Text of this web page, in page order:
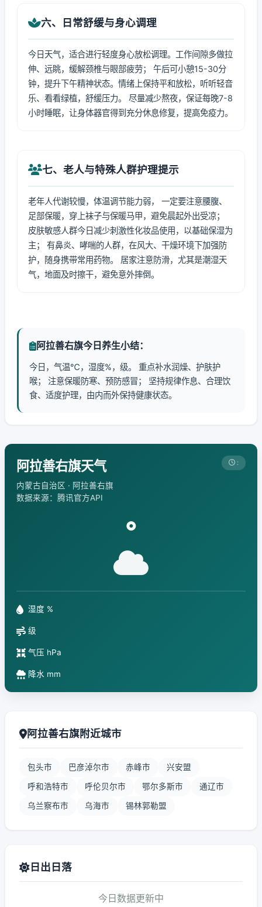
六、日常舒缓与身心调理
今日天气，适合进行轻度身心放松调理。工作间隙多做拉
伸、远眺，缓解颈椎与眼部疲劳； 午后可小憩15-30分
钟，提升下午精神状态。情绪上保持平和放松，听听轻音
乐、看看绿植，舒缓压力。 尽量减少熬夜，保证每晚7-8
小时睡眠，让身体器官得到充分休息修复，提高免疫力。
七、老人与特殊人群护理提示
老年人代谢较慢，体温调节能力弱， 一定要注意腰腹、
足部保暖，穿上袜子与保暖马甲，避免晨起外出受凉；
皮肤敏感人群今日减少刺激性化妆品使用，以基础保湿为
主； 有鼻炎、哮喘的人群，在风大、干燥环境下加强防
护，随身携带常用药物。 居家注意防滑，尤其是潮湿天
气，地面及时擦干，避免意外摔倒。
阿拉善右旗今日养生小结：
今日，气温℃，湿度%，级。 重点补水润燥、护肤护
喉； 注意保暖防寒、预防感冒； 坚持规律作息、合理饮
食、适度护理，由内而外保持健康状态。
阿拉善右旗天气
内蒙古自治区 · 阿拉善右旗
数据来源：腾讯官方API
:
°
湿度 %
级
气压 hPa
降水 mm
阿拉善右旗附近城市
包头市 巴彦淖尔市 赤峰市 兴安盟
呼和浩特市 呼伦贝尔市 鄂尔多斯市 通辽市
乌兰察布市 乌海市 锡林郭勒盟
日出日落
今日数据更新中